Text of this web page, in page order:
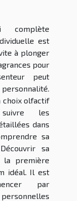
est
à plonger
pour
peut
choix olfactif
les
dans
sa
sa
la première
idéal. Il est
par